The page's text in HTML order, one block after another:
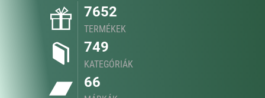
7652
TERMÉKEK
749
KATEGÓRIÁK
66